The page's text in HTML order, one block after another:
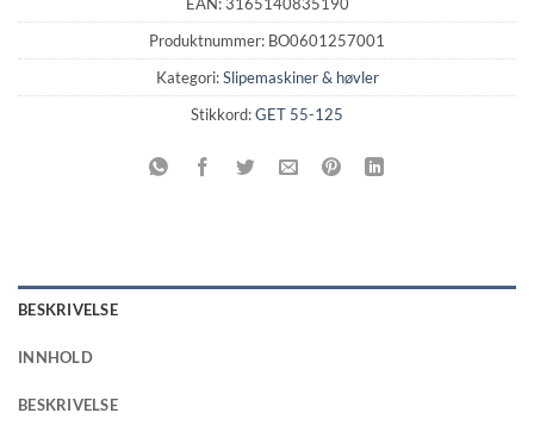
Produktnummer: BO0601257001
Kategori:Slipemaskiner & høvler
Stikkord:GET 55-125
BESKRIVELSE
INNHOLD
BESKRIVELSE